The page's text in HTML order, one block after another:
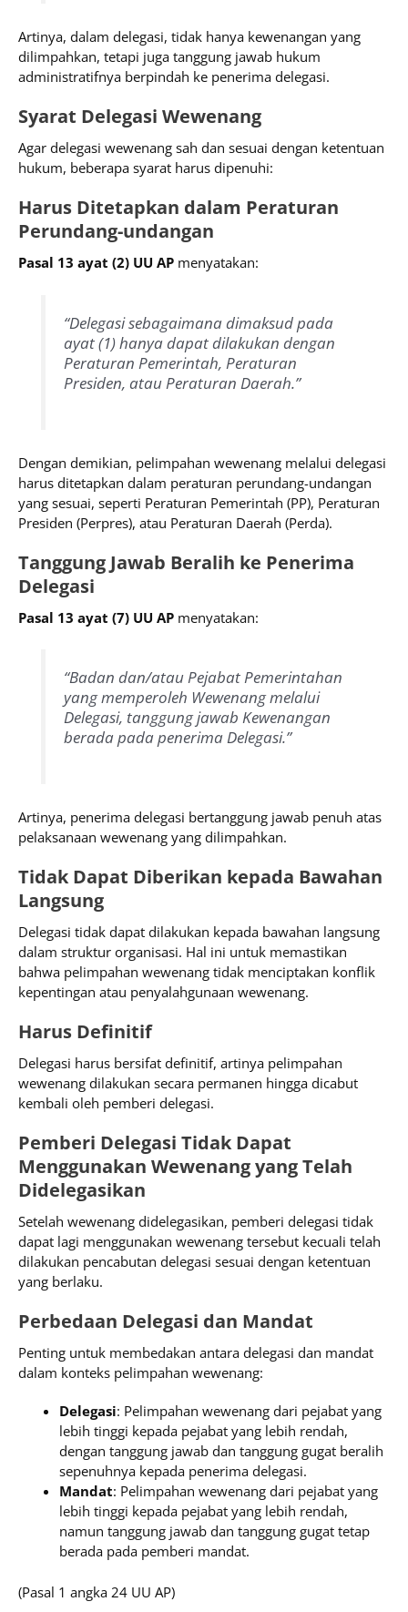
Artinya, dalam delegasi, tidak hanya kewenangan yang
dilimpahkan, tetapi juga tanggung jawab hukum
administratifnya berpindah ke penerima delegasi.
Syarat Delegasi Wewenang
Agar delegasi wewenang sah dan sesuai dengan ketentuan
hukum, beberapa syarat harus dipenuhi:
Harus Ditetapkan dalam Peraturan
Perundang-undangan
Pasal 13 ayat (2) UU AP menyatakan:
“Delegasi sebagaimana dimaksud pada
ayat (1) hanya dapat dilakukan dengan
Peraturan Pemerintah, Peraturan
Presiden, atau Peraturan Daerah.”
Dengan demikian, pelimpahan wewenang melalui delegasi
harus ditetapkan dalam peraturan perundang-undangan
yang sesuai, seperti Peraturan Pemerintah (PP), Peraturan
Presiden (Perpres), atau Peraturan Daerah (Perda).
Tanggung Jawab Beralih ke Penerima
Delegasi
Pasal 13 ayat (7) UU AP menyatakan:
“Badan dan/atau Pejabat Pemerintahan
yang memperoleh Wewenang melalui
Delegasi, tanggung jawab Kewenangan
berada pada penerima Delegasi.”
Artinya, penerima delegasi bertanggung jawab penuh atas
pelaksanaan wewenang yang dilimpahkan.
Tidak Dapat Diberikan kepada Bawahan
Langsung
Delegasi tidak dapat dilakukan kepada bawahan langsung
dalam struktur organisasi. Hal ini untuk memastikan
bahwa pelimpahan wewenang tidak menciptakan konflik
kepentingan atau penyalahgunaan wewenang.
Harus Definitif
Delegasi harus bersifat definitif, artinya pelimpahan
wewenang dilakukan secara permanen hingga dicabut
kembali oleh pemberi delegasi.
Pemberi Delegasi Tidak Dapat
Menggunakan Wewenang yang Telah
Didelegasikan
Setelah wewenang didelegasikan, pemberi delegasi tidak
dapat lagi menggunakan wewenang tersebut kecuali telah
dilakukan pencabutan delegasi sesuai dengan ketentuan
yang berlaku.
Perbedaan Delegasi dan Mandat
Penting untuk membedakan antara delegasi dan mandat
dalam konteks pelimpahan wewenang:
Delegasi: Pelimpahan wewenang dari pejabat yang
lebih tinggi kepada pejabat yang lebih rendah,
dengan tanggung jawab dan tanggung gugat beralih
sepenuhnya kepada penerima delegasi.
Mandat: Pelimpahan wewenang dari pejabat yang
lebih tinggi kepada pejabat yang lebih rendah,
namun tanggung jawab dan tanggung gugat tetap
berada pada pemberi mandat.
(Pasal 1 angka 24 UU AP)